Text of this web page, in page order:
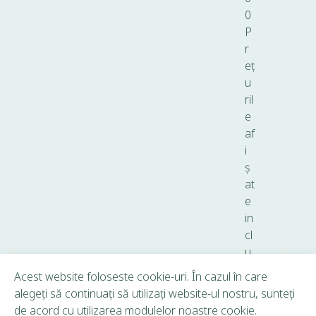
0
P
r
eț
u
ril
e
af
i
ș
at
e
in
cl
u
T
V
Acest website foloseste cookie-uri. În cazul în care
alegeți să continuați să utilizați website-ul nostru, sunteți
de acord cu utilizarea modulelor noastre cookie.